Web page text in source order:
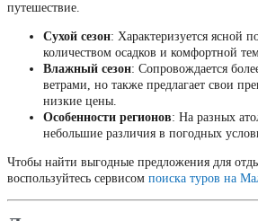
путешествие.
Сухой сезон: Характеризуется ясной
количеством осадков и комфортной
Влажный сезон: Сопровождается
ветрами, но также предлагает свои
низкие цены.
Особенности регионов: На разных
небольшие различия в погодных
Чтобы найти выгодные предложения для
воспользуйтесь сервисом поиска туров на